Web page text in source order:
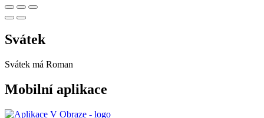
Svátek
Svátek má Roman
Mobilní aplikace